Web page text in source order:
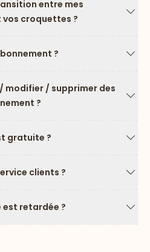
entre mes
croquettes ?
?
modifier / supprimer des
?
gratuite ?
clients ?
est retardée ?